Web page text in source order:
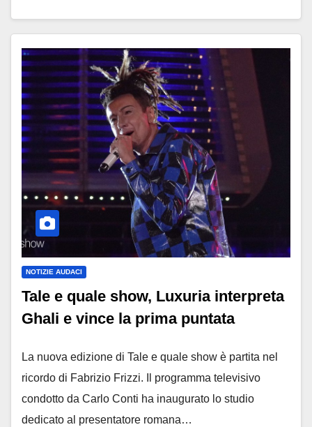
NOTIZIE AUDACI
Tale e quale show, Luxuria interpreta
Ghali e vince la prima puntata
La nuova edizione di Tale e quale show è partita nel
ricordo di Fabrizio Frizzi. Il programma televisivo
condotto da Carlo Conti ha inaugurato lo studio
dedicato al presentatore romana…